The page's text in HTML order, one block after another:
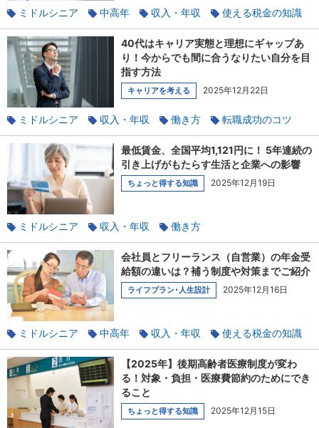
ミドルシニア 中高年 収入・年収
使える税金の知識
独立
40代はキャリア実態と理想にギャップあ
り！今からでも間に合うなりたい自分を目
指す方法
キャリアを考える 2025年12月22日
ミドルシニア 収入・年収 働き方
転職成功のコツ
ライフステージ
40代
最低賃金、全国平均1,121円に！ 5年連続の
引き上げがもたらす生活と企業への影響
ちょっと得する知識 2025年12月19日
ミドルシニア 収入・年収
働き方
パート・アルバイト
会社員とフリーランス（自営業）の年金受
給額の違いは？補う制度や対策までご紹介
ライフプラン･人生設計 2025年12月16日
ミドルシニア 中高年 収入・年収
使える税金の知識
年金
貯蓄 老後
【2025年】後期高齢者医療制度が変わ
る！対象・負担・医療費節約のためにでき
ること
ちょっと得する知識 2025年12月15日